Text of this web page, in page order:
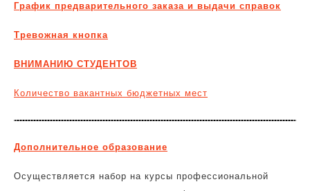
График предварительного заказа и выдачи справок
Тревожная кнопка
ВНИМАНИЮ СТУДЕНТОВ
Количество вакантных бюджетных мест
Дополнительное образование
Осуществляется набор на курсы профессиональной